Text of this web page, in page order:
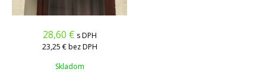
28,60 € s DPH
23,25 € bez DPH
Skladom